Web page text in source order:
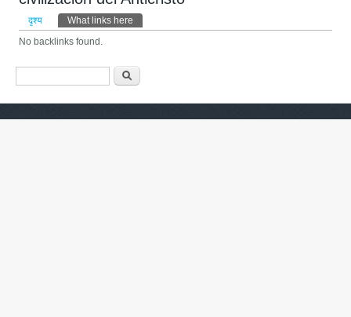
प्राथमिक टैब्स
दृश्य What links here
No backlinks found.